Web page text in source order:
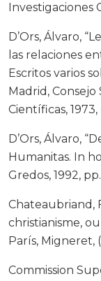
Investigaciones
D’Ors, Álvaro,
las relaciones
Escritos varios
Madrid,
Científicas,
D’Ors, Álvaro,
Humanitas. In
Gredos, 1992,
Chateaubriand,
christianisme,
París, Migneret,
Commission